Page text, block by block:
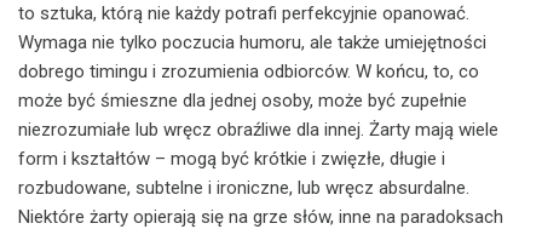
to sztuka, którą nie każdy potrafi perfekcyjnie opanować.
Wymaga nie tylko poczucia humoru, ale także umiejętności
dobrego timingu i zrozumienia odbiorców. W końcu, to, co
może być śmieszne dla jednej osoby, może być zupełnie
niezrozumiałe lub wręcz obraźliwe dla innej. Żarty mają wiele
form i kształtów – mogą być krótkie i zwięzłe, długie i
rozbudowane, subtelne i ironiczne, lub wręcz absurdalne.
Niektóre żarty opierają się na grze słów, inne na paradoksach